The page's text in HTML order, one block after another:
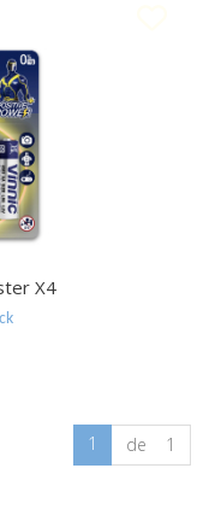
X4
1 de 1